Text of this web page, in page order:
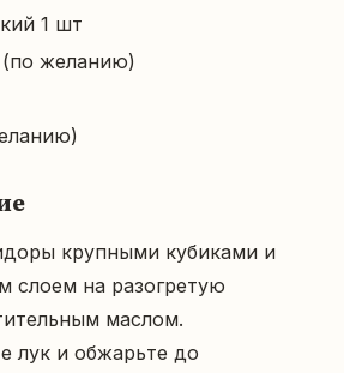
1 шт
желанию)
крупными кубиками и
слоем на разогретую
маслом.
лук и обжарьте до